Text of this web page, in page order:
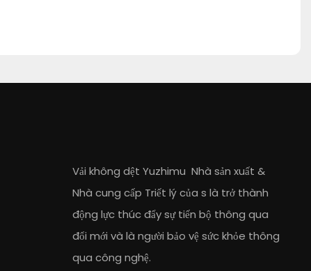
Vải không dệt Yuzhimu Nhà sản xuất &
Nhà cung cấp Triết lý của s là trở thành
động lực thúc đẩy sự tiến bộ thông qua
đổi mới và là người bảo vệ sức khỏe thông
qua công nghệ.